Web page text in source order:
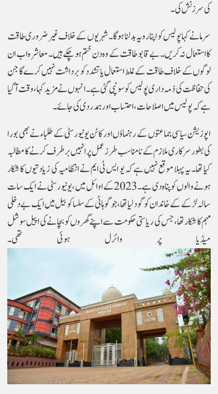
کی سرزنش کی۔
سرما نے کہا پولیس کو اپنا رویہ بدلنا ہو گا۔ شہریوں کے خلاف غیر ضروری طاقت
کا استعمال نہ کریں۔ بے قابو طاقت کے وہ دن ختم ہو چکے ہیں۔ معاشرہ اب ان
لوگوں کے خلاف طاقت کے غلط استعمال یا تشدد کو برداشت نہیں کرے گا جن
کی حفاظت کی ذمہ داری پولیس کو سونپی گئی ہے۔انہوں نے مزید کہا، وقت آگیا
ہے کہ پولیس میں اصلاحات، احتساب اور ہمدردی کی جائے ۔
اپوزیشن سیاسی جماعتوں کے رہنماؤں اور کاٹن یونیورسٹی کے طلباء نے بھی بورا
کی بطور سرکاری ملازم کے نامناسب طرز عمل پر انہیں برطرف کرنے کا مطالبہ
کیا تھا۔ یہ پہلا موقع نہیں ہے کہ یو ایس ٹی ایم نے انتظامیہ کی زیادتیوں کا شکار
ہونے والوں کو پناہ دی ہے۔2023 کے اوائل میں، یونیورسٹی نے ایک سات
سالہ لڑکے کے خاندان کو گود لیا تھا، جو گوہاٹی کے سلساکو بیل میں ایک بے دخلی
مہم کا شکار تھا، جس کی ریاستی حکومت سے اپنے گھروں کو بچانے کی اپیل سوشل
میڈیا پر وائرل ہوئی تھی۔